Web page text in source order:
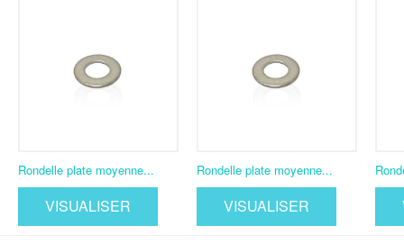
Rondelle plate moyenne...
VISUALISER
Rondelle plate moyenne...
VISUALISER